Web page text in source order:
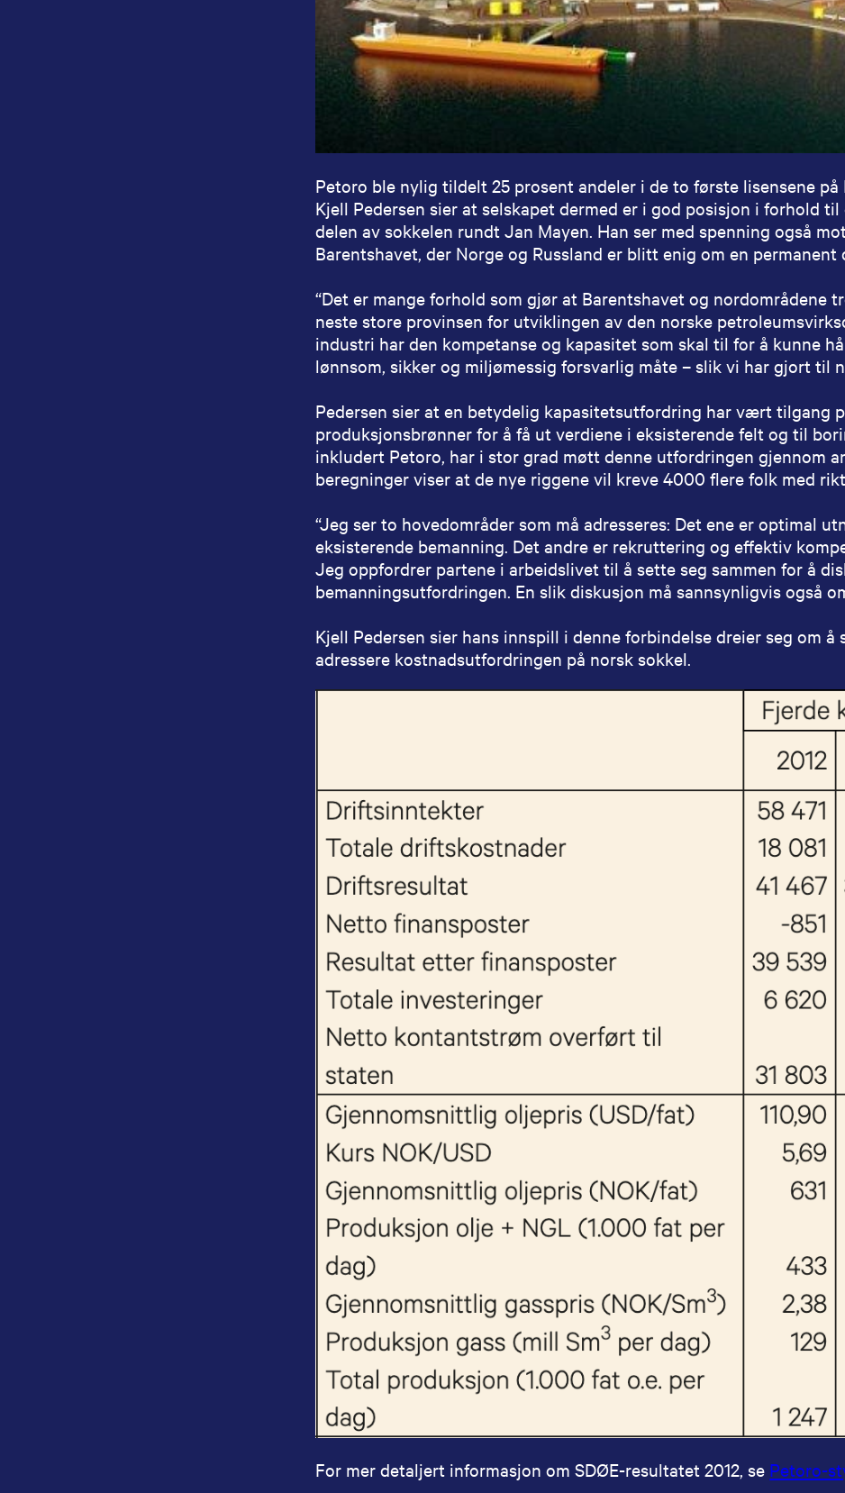
Petoro ble nylig tildelt 25 prosent andeler i de to første lisensene på
Kjell Pedersen sier at selskapet dermed er i god posisjon i forhold
delen av sokkelen rundt Jan Mayen. Han ser med spenning også
Barentshavet, der Norge og Russland er blitt enig om en permanent
“Det er mange forhold som gjør at Barentshavet og nordområdene
neste store provinsen for utviklingen av den norske
industri har den kompetanse og kapasitet som skal til for å kunne
lønnsom, sikker og miljømessig forsvarlig måte – slik vi har gjort til
Pedersen sier at en betydelig kapasitetsutfordring har vært tilgang
produksjonsbrønner for å få ut verdiene i eksisterende felt og til
inkludert Petoro, har i stor grad møtt denne utfordringen gjennom
beregninger viser at de nye riggene vil kreve 4000 flere folk med
“Jeg ser to hovedområder som må adresseres: Det ene er optimal
eksisterende bemanning. Det andre er rekruttering og effektiv
Jeg oppfordrer partene i arbeidslivet til å sette seg sammen for å
bemanningsutfordringen. En slik diskusjon må sannsynligvis også
Kjell Pedersen sier hans innspill i denne forbindelse dreier seg om
adressere kostnadsutfordringen på norsk sokkel.
For mer detaljert informasjon om SDØE-resultatet 2012, se Petoro-